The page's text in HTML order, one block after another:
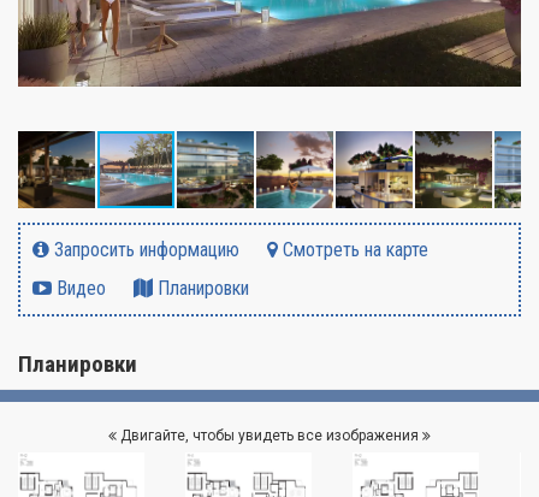
Запросить информацию
Смотреть на карте
Видео
Планировки
Планировки
Двигайте, чтобы увидеть все изображения